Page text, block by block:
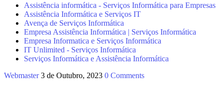
Assistência informática - Serviços Informática para Empresas
Assistência Informática e Serviços IT
Avença de Serviços Informática
Empresa Assistência Informática | Serviços Informática
Empresa Informatica e Serviços Informática
IT Unlimited - Serviços Informática
Serviços Informática e Assistência Informática
Webmaster 3 de Outubro, 2023 0 Comments